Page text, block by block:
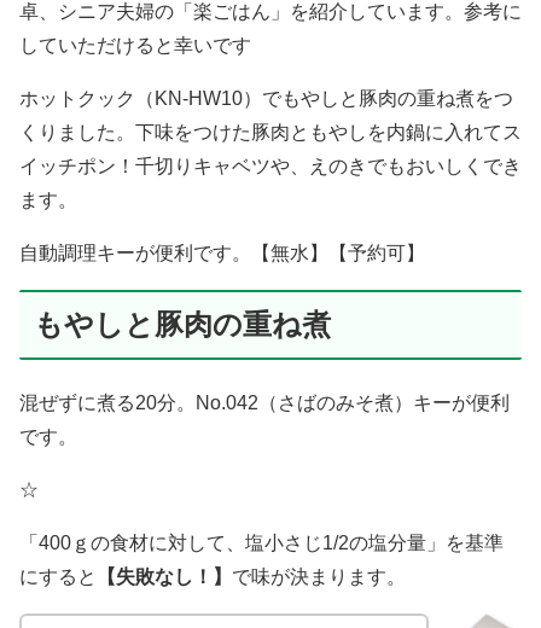
卓、シニア夫婦の「楽ごはん」を紹介しています。参考に
していただけると幸いです
ホットクック（KN-HW10）でもやしと豚肉の重ね煮をつ
くりました。下味をつけた豚肉ともやしを内鍋に入れてス
イッチポン！千切りキャベツや、えのきでもおいしくでき
ます。
自動調理キーが便利です。【無水】【予約可】
もやしと豚肉の重ね煮
混ぜずに煮る20分。No.042（さばのみそ煮）キーが便利
です。
☆
「400ｇの食材に対して、塩小さじ1/2の塩分量」を基準
にすると
【失敗なし！】 で味が決まります。